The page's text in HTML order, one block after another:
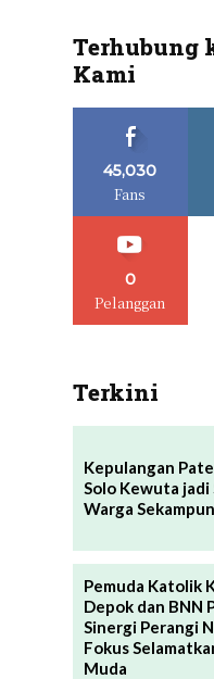
Terhubung
Kami
45,030
Fans
0
Pelanggan
Terkini
Kepulangan
Solo Kewuta jadi
Warga
Pemuda Katolik
Depok dan BNN
Sinergi Perangi
Fokus
Muda